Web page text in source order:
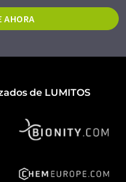
AHORA
de LUMITOS